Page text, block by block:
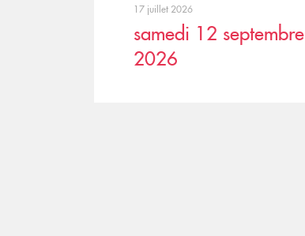
17 juillet 2026
samedi 12 septembre
2026